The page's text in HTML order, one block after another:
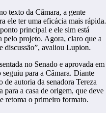
texto da Câmara, a gente
ele ter uma eficácia mais rápida.
principal e ele sim está
pelo projeto. Agora, claro que a
discussão”, avaliou Lupion.
no Senado e aprovada em
para a Câmara. Diante
de autoria da senadora Tereza
a casa de origem, que deve
retoma o primeiro formato.